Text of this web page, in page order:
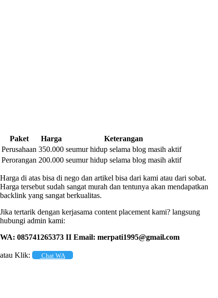
Paket Harga
Keterangan
Perusahaan 350.000 seumur hidup selama blog masih aktif
Perorangan 200.000 seumur hidup selama blog masih aktif
Harga di atas bisa di nego dan artikel bisa dari kami atau dari sobat.
Harga tersebut sudah sangat murah dan tentunya akan mendapatkan
backlink yang sangat berkualitas.
Jika tertarik dengan kerjasama content placement kami? langsung
hubungi admin kami:
WA: 085741265373 II Email: merpati1995@gmail.com
atau Klik: Chat WA